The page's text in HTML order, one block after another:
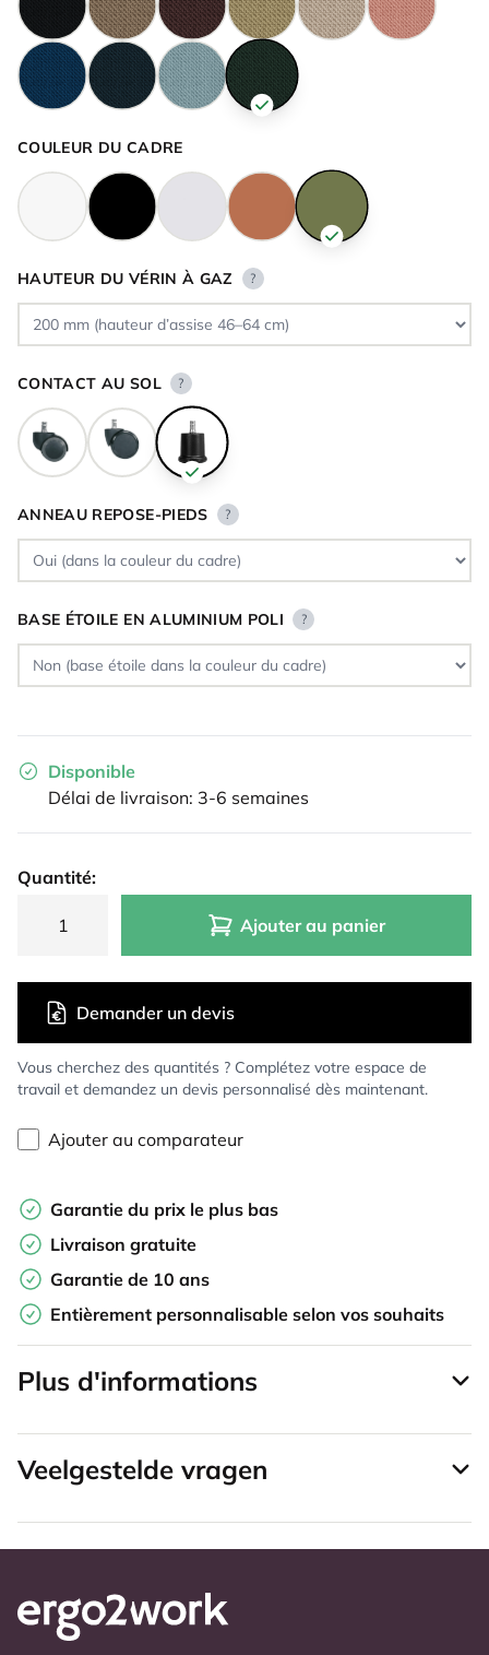
COULEUR DU CADRE
HAUTEUR DU VÉRIN À GAZ ?
CONTACT AU SOL ?
ANNEAU REPOSE-PIEDS ?
BASE ÉTOILE EN ALUMINIUM POLI ?
Disponible
Délai de livraison: 3-6 semaines
Quantité:
Ajouter au panier
Vous cherchez des quantités ? Complétez votre espace de
travail et demandez un devis personnalisé dès maintenant.
Demander un devis
Ajouter au comparateur
Garantie du prix le plus bas
Livraison gratuite
Garantie de 10 ans
Entièrement personnalisable selon vos souhaits
Plus d'informations
Veelgestelde vragen